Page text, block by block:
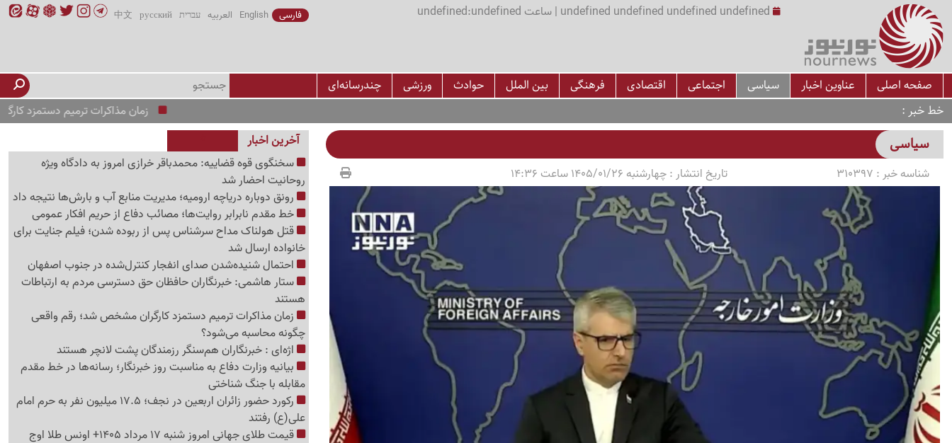
undefined undefined undefined undefined | ساعت undefined:undefined فارسی English العربیه עברית русский
中文
صفحه اصلی عناوین اخبار سیاسی اجتماعی اقتصادی فرهنگی بین الملل حوادث ورزشی
چندرسانه‌ای
خط خبر
زمان مذاکرات ترمیم دستمزد
سیاسی
شناسه خبر : 310397 تاریخ انتشار :چهارشنبه 1405/01/26 ساعت 14:36
آخرین اخبار
سخنگوی قوه قضاییه: محمدباقر خرازی امروز به دادگاه ویژه
روحانیت احضار شد
رونق دوباره دریاچه ارومیه؛ مدیریت منابع آب و بارش‌ها نتیجه داد
خط مقدم نابرابر روایت‌ها؛ مصائب دفاع از حریم افکار عمومی
قتل هولناک مداح سرشناس پس از ربوده شدن؛ فیلم جنایت برای
خانواده ارسال شد
احتمال شنیده‌شدن صدای انفجار کنترل‌شده در جنوب اصفهان
ستار هاشمی: خبرنگاران حافظان حق دسترسی مردم به ارتباطات
هستند
زمان مذاکرات ترمیم دستمزد کارگران مشخص شد؛ رقم واقعی
چگونه محاسبه می‌شود؟
اژه‌ای : خبرنگاران هم‌سنگر رزمندگان پشت لانچر هستند
بیانیه وزارت دفاع به مناسبت روز خبرنگار؛ رسانه‌ها در خط مقدم
مقابله با جنگ شناختی
رکورد حضور زائران اربعین در نجف؛ 17.5 میلیون نفر به حرم امام
علی(ع) رفتند
قیمت طلای جهانی امروز شنبه 17 مرداد 1405+ اونس طلا اوج